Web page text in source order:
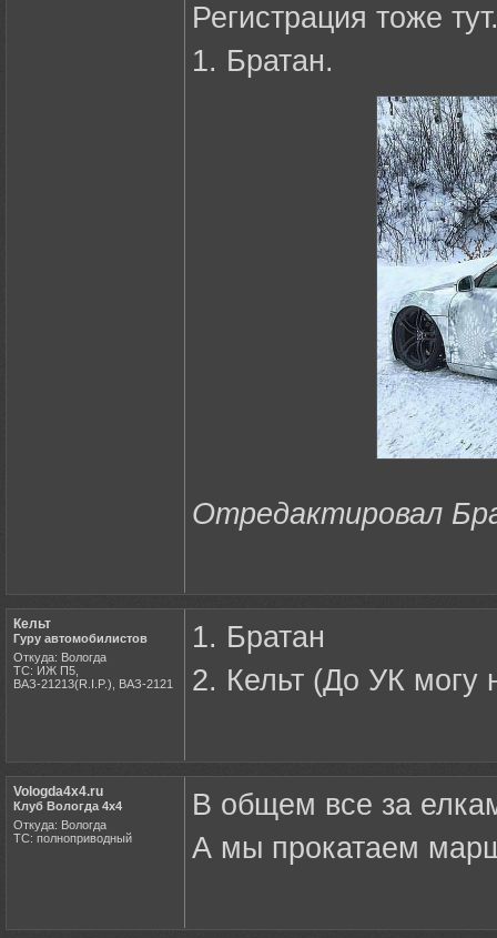
Регистрация тоже
1. Братан.
Отредактировал
Кельт
Гуру автомобилистов
Откуда: Вологда
ТС: ИЖ П5,
ВАЗ-21213(R.I.P.), ВАЗ-2121
1. Братан
2. Кельт (До УК могу
Vologda4x4.ru
Клуб Вологда 4х4
Откуда: Вологда
ТС: полноприводный
В общем все за
А мы прокатаем